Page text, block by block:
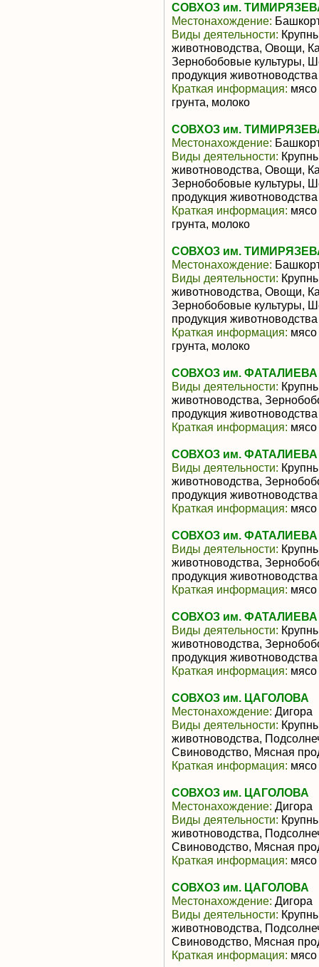
СОВХОЗ им.
Местонахождение:
Виды деятельности:
животноводства, Овощи,
Зернобобовые культуры,
продукция животноводства
Краткая информация: мясо
грунта, молоко
СОВХОЗ им.
Местонахождение:
Виды деятельности:
животноводства, Овощи,
Зернобобовые культуры,
продукция животноводства
Краткая информация: мясо
грунта, молоко
СОВХОЗ им.
Местонахождение:
Виды деятельности:
животноводства, Овощи,
Зернобобовые культуры,
продукция животноводства
Краткая информация: мясо
грунта, молоко
СОВХОЗ им. ФАТАЛИЕВА
Виды деятельности:
животноводства,
продукция животноводства
Краткая информация: мясо
СОВХОЗ им. ФАТАЛИЕВА
Виды деятельности:
животноводства,
продукция животноводства
Краткая информация: мясо
СОВХОЗ им. ФАТАЛИЕВА
Виды деятельности:
животноводства,
продукция животноводства
Краткая информация: мясо
СОВХОЗ им. ФАТАЛИЕВА
Виды деятельности:
животноводства,
продукция животноводства
Краткая информация: мясо
СОВХОЗ им. ЦАГОЛОВА
Местонахождение: Дигора
Виды деятельности:
животноводства,
Свиноводство, Мясная
Краткая информация: мясо
СОВХОЗ им. ЦАГОЛОВА
Местонахождение: Дигора
Виды деятельности:
животноводства,
Свиноводство, Мясная
Краткая информация: мясо
СОВХОЗ им. ЦАГОЛОВА
Местонахождение: Дигора
Виды деятельности:
животноводства,
Свиноводство, Мясная
Краткая информация: мясо